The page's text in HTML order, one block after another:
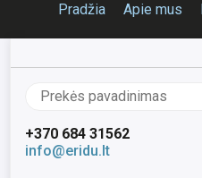
Pradžia Apie mus
Ieškoti:
+370 684 31562
info@eridu.lt